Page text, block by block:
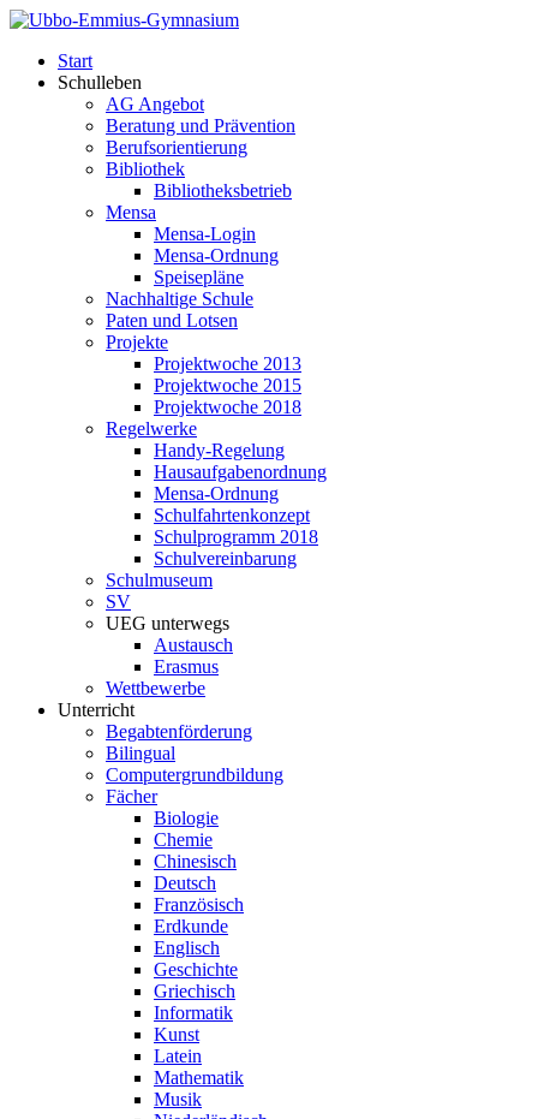
Start
Schulleben
AG Angebot
Beratung und Prävention
Berufsorientierung
Bibliothek
Bibliotheksbetrieb
Mensa
Mensa-Login
Mensa-Ordnung
Speisepläne
Nachhaltige Schule
Paten und Lotsen
Projekte
Projektwoche 2013
Projektwoche 2015
Projektwoche 2018
Regelwerke
Handy-Regelung
Hausaufgabenordnung
Mensa-Ordnung
Schulfahrtenkonzept
Schulprogramm 2018
Schulvereinbarung
Schulmuseum
SV
UEG unterwegs
Austausch
Erasmus
Wettbewerbe
Unterricht
Begabtenförderung
Bilingual
Computergrundbildung
Fächer
Biologie
Chemie
Chinesisch
Deutsch
Französisch
Erdkunde
Englisch
Geschichte
Griechisch
Informatik
Kunst
Latein
Mathematik
Musik